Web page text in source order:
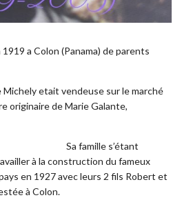
a Colon (Panama) de parents
Michely etait vendeuse sur le marché
originaire de Marie Galante,
Sa famille s’étant
à la construction du fameux
en 1927 avec leurs 2 fils Robert et
à Colon.